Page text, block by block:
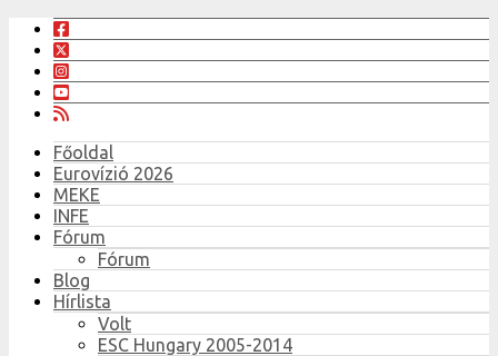
Főoldal
Eurovízió 2026
MEKE
INFE
Fórum
Fórum
Blog
Hírlista
Volt
ESC Hungary 2005-2014